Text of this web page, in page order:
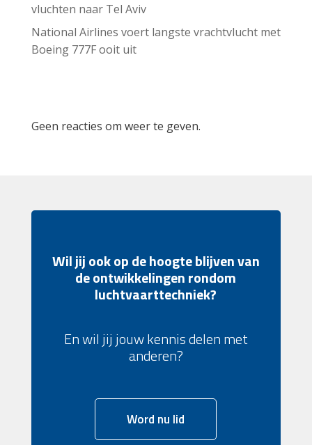
vluchten naar Tel Aviv
National Airlines voert langste vrachtvlucht met
Boeing 777F ooit uit
Geen reacties om weer te geven.
Wil jij ook op de hoogte blijven van
de ontwikkelingen rondom
luchtvaarttechniek?
En wil jij jouw kennis delen met
anderen?
Word nu lid